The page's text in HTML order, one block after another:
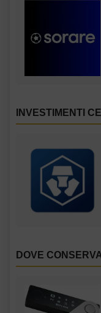
INVESTIMENTI
DOVE